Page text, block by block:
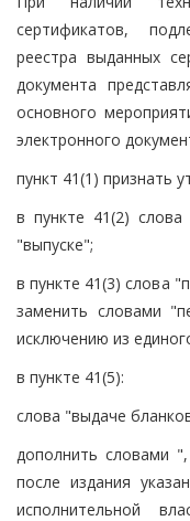
сертификатов,
реестра выданных
документа
основного
электронного
пункт 41(1) признать
в пункте 41(2)
"выпуске";
в пункте 41(3) слова
заменить словами
исключению из
в пункте 41(5):
слова "выдаче
дополнить словами
после издания
исполнительной